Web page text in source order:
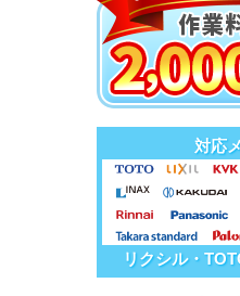
対応
リクシル・